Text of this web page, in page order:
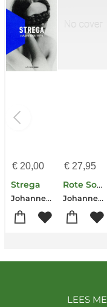
€20,00
Strega
Johanne Lykke Holm
€27,95
Rote Sonne
Johanne Lykke Holm
LEES